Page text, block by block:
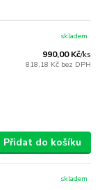
990,00 Kč/ks
818,18 Kč bez DPH
skladem
Přidat do košíku
skladem